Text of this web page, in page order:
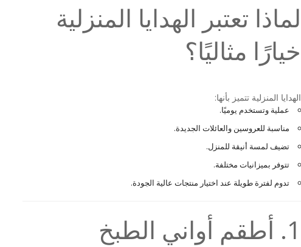
لماذا تعتبر الهدايا المنزلية
خيارًا مثاليًا؟
الهدايا المنزلية تتميز بأنها:
عملية وتستخدم يوميًا.
مناسبة للعروسين والعائلات الجديدة.
تضيف لمسة أنيقة للمنزل.
تتوفر بميزانيات مختلفة.
تدوم لفترة طويلة عند اختيار منتجات عالية الجودة.
1. أطقم أواني الطبخ